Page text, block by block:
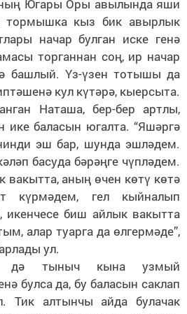
Югары Оры авылында яши
тормышка кыз бик авырлык
начар булган иске генә
торганнан соң, ир начар
башлый. Үз-үзен тотышы да
кул күтәрә, кыерсыта.
Наташа, бер-бер артлы,
ике баласын югалта. “Яшәргә
эш бар, шунда эшләдем.
басуда бәрәңге чүпләдем.
вакытта, аның өчен көтү көтә
күрмәдем, гел кыйналып
биш айлык вакытта
алар туарга да өлгермәде”,
ул.
дә тыныч кына узмый
булса да, бу баласын саклап
Тик алтынчы айда булачак